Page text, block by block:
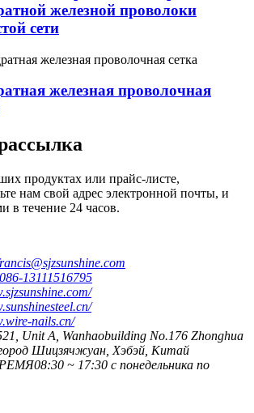
железной проволоки
сети
железная проволочная
продуктах или прайс-листе,
нам свой адрес электронной почты, и
в течение 24 часов.
13111516795
nails.cn/
Unit A, Wanhaobuilding No.176 Zhonghua
город Шицзячжуан, Хэбэй, Китай
08:30 ~ 17:30 с понедельника по